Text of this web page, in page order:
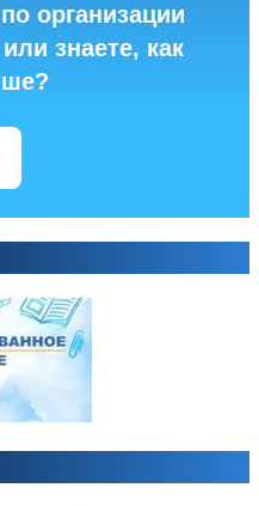
организации
знаете, как